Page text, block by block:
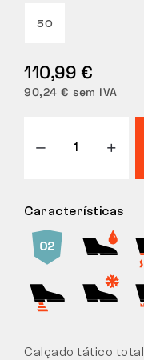
50
110,99 €
90,24 € sem IVA
Características
Calçado tático